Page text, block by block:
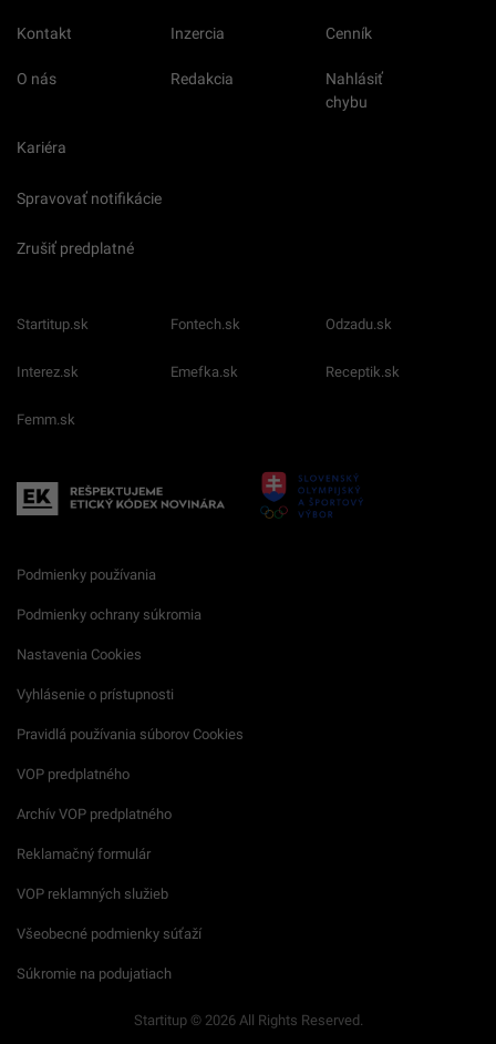
Kontakt Inzercia Cenník
O nás Redakcia
Nahlásiť
chybu
Kariéra
Spravovať notifikácie
Zrušiť predplatné
Startitup.sk Fontech.sk Odzadu.sk
Interez.sk Emefka.sk Receptik.sk
Femm.sk
Podmienky používania
Podmienky ochrany súkromia
Nastavenia Cookies
Vyhlásenie o prístupnosti
Pravidlá používania súborov Cookies
VOP predplatného
Archív VOP predplatného
Reklamačný formulár
VOP reklamných služieb
Všeobecné podmienky súťaží
Súkromie na podujatiach
Startitup © 2026 All Rights Reserved.